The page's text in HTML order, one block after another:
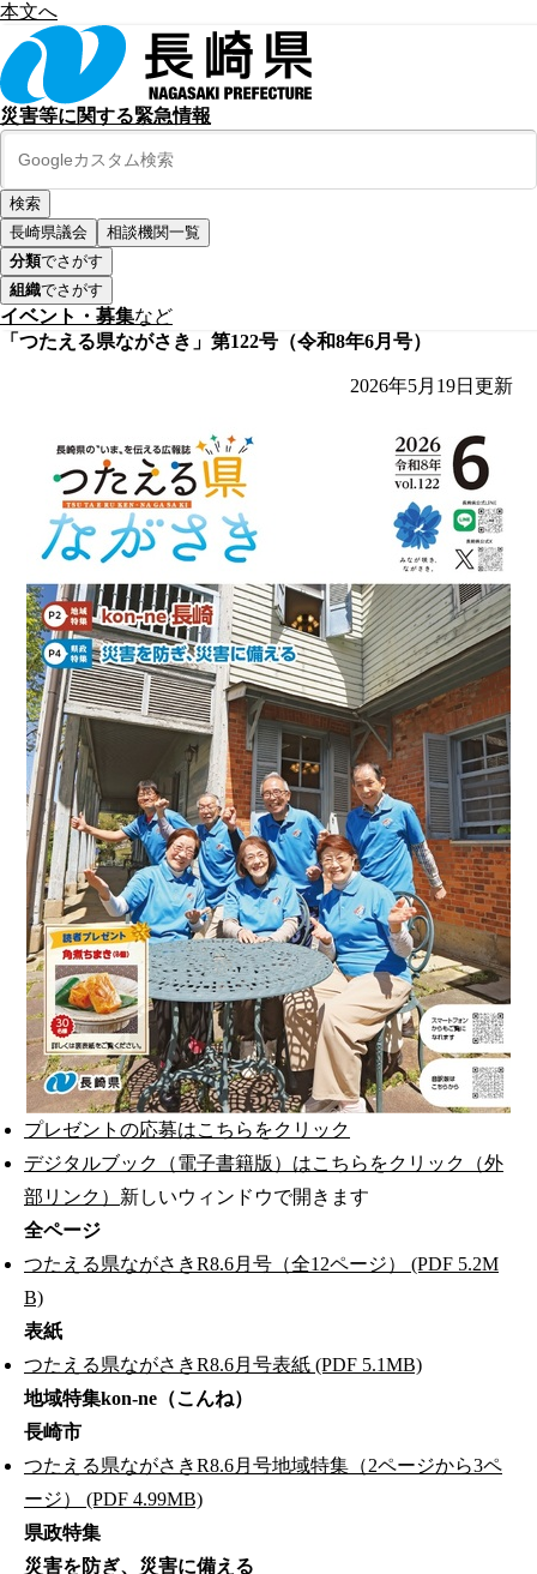
本文へ
災害等に関する緊急情報
長崎県議会
相談機関一覧
分類でさがす
組織でさがす
イベント・募集など
「つたえる県ながさき」第122号（令和8年6月号）
2026年5月19日 更新
プレゼントの応募はこちらをクリック
デジタルブック（電子書籍版）はこちらをクリック（外
部リンク） 新しいウィンドウで開きます
全ページ
つたえる県ながさきR8.6月号（全12ページ） (PDF 5.2M
B)
表紙
つたえる県ながさきR8.6月号表紙 (PDF 5.1MB)
地域特集kon-ne（こんね）
長崎市
つたえる県ながさきR8.6月号地域特集（2ページから3ペ
ージ） (PDF 4.99MB)
県政特集
災害を防ぎ、災害に備える